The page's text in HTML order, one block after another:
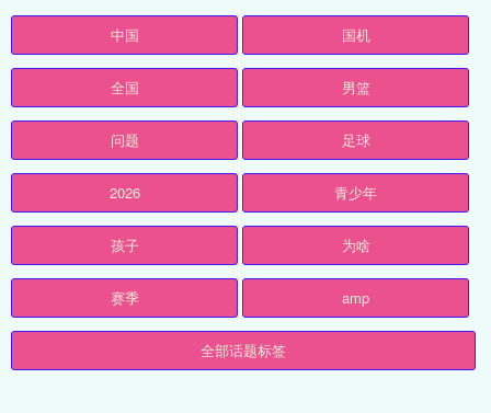
中国 国机
全国 男篮
问题 足球
2026 青少年
孩子 为啥
赛季 amp
全部话题标签